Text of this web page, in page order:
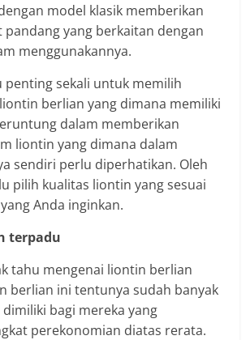
model klasik memberikan
yang berkaitan dengan
menggunakannya.
penting sekali untuk memilih
berlian yang dimana memiliki
dalam memberikan
liontin yang dimana dalam
sendiri perlu diperhatikan. Oleh
pilih kualitas liontin yang sesuai
Anda inginkan.
terpadu
tahu mengenai liontin berlian
berlian ini tentunya sudah banyak
bagi mereka yang
perekonomian diatas rerata.